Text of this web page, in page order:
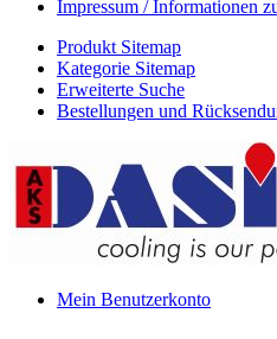
Impressum / Informationen
Produkt Sitemap
Kategorie Sitemap
Erweiterte Suche
Bestellungen und
Mein Benutzerkonto